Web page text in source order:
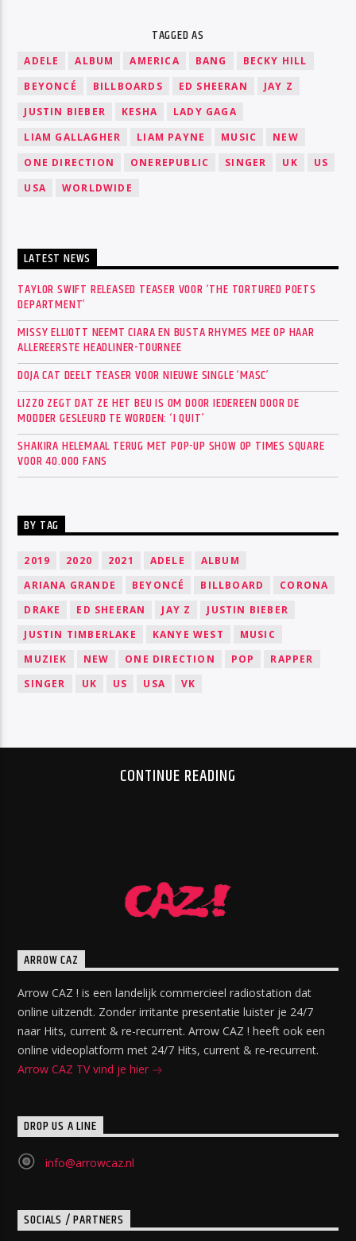
TAGGED AS
ADELE ALBUM AMERICA BANG
BECKY HILL
BEYONCÉ
BILLBOARDS ED SHEERAN
JAY Z
JUSTIN BIEBER
KESHA
LADY GAGA
LIAM GALLAGHER
LIAM PAYNE MUSIC
NEW
ONE DIRECTION
ONEREPUBLIC SINGER UK
US
USA
WORLDWIDE
LATEST NEWS
TAYLOR SWIFT RELEASED TEASER VOOR ‘THE TORTURED POETS
DEPARTMENT’
MISSY ELLIOTT NEEMT CIARA EN BUSTA RHYMES MEE OP HAAR
ALLEREERSTE HEADLINER-TOURNEE
DOJA CAT DEELT TEASER VOOR NIEUWE SINGLE ‘MASC’
LIZZO ZEGT DAT ZE HET BEU IS OM DOOR IEDEREEN DOOR DE
MODDER GESLEURD TE WORDEN: ‘I QUIT’
SHAKIRA HELEMAAL TERUG MET POP-UP SHOW OP TIMES SQUARE
VOOR 40.000 FANS
BY TAG
2019 2020 2021 ADELE
ALBUM
ARIANA GRANDE
BEYONCÉ BILLBOARD
CORONA
DRAKE
ED SHEERAN JAY Z
JUSTIN BIEBER
JUSTIN TIMBERLAKE
KANYE WEST
MUSIC
MUZIEK
NEW ONE DIRECTION POP
RAPPER
SINGER
UK US USA VK
CONTINUE READING
ARROW CAZ
Arrow CAZ ! is een landelijk commercieel radiostation dat
online uitzendt. Zonder irritante presentatie luister je 24/7
naar Hits, current & re-recurrent. Arrow CAZ ! heeft ook een
online videoplatform met 24/7 Hits, current & re-recurrent.
Arrow CAZ TV vind je hier
DROP US A LINE
info@arrowcaz.nl
SOCIALS / PARTNERS